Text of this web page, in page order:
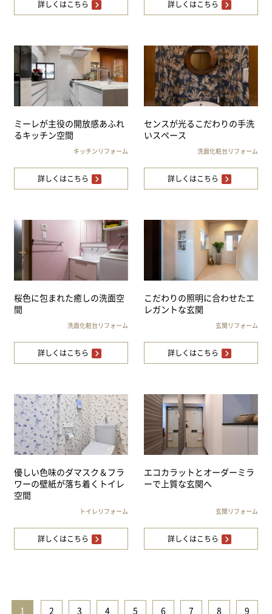
詳しくはこちら 詳しくはこちら
ミーレが主役の開放感あふれ
るキッチン空間
キッチンリフォーム
詳しくはこちら
センスが光るこだわりの手洗
いスペース
洗面化粧台リフォーム
詳しくはこちら
桜色に包まれた癒しの洗面空
間
洗面化粧台リフォーム
詳しくはこちら
こだわりの照明に合わせたエ
レガントな玄関
玄関リフォーム
詳しくはこちら
優しい色味のダマスク＆フラ
ワーの壁紙が落ち着くトイレ
空間
トイレリフォーム
詳しくはこちら
エコカラットとオーダーミラ
ーで上質な玄関へ
玄関リフォーム
詳しくはこちら
1 2 3 4 5 6 7 8 9